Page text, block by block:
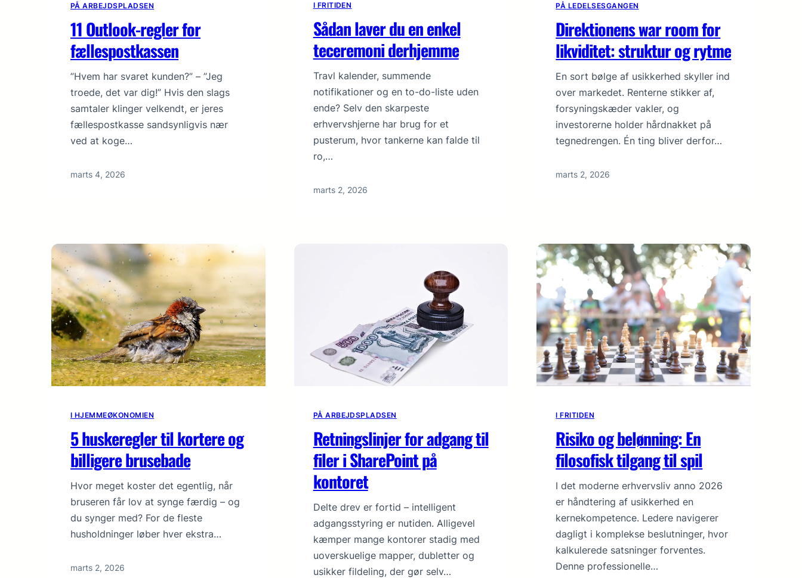
PÅ ARBEJDSPLADSEN
11 Outlook-regler for
fællespostkassen
”Hvem har svaret kunden?” – ”Jeg
troede, det var dig!” Hvis den slags
samtaler klinger velkendt, er jeres
fællespostkasse sandsynligvis nær
ved at koge…
marts 4, 2026
I FRITIDEN
Sådan laver du en enkel
teceremoni derhjemme
Travl kalender, summende
notifikationer og en to-do-liste uden
ende? Selv den skarpeste
erhvervshjerne har brug for et
pusterum, hvor tankerne kan falde til
ro,…
marts 2, 2026
PÅ LEDELSESGANGEN
Direktionens war room for
likviditet: struktur og rytme
En sort bølge af usikkerhed skyller ind
over markedet. Renterne stikker af,
forsyningskæder vakler, og
investorerne holder hårdnakket på
tegnedrengen. Én ting bliver derfor…
marts 2, 2026
I HJEMMEØKONOMIEN
5 huskeregler til kortere og
billigere brusebade
Hvor meget koster det egentlig, når
bruseren får lov at synge færdig – og
du synger med? For de fleste
husholdninger løber hver ekstra…
marts 2, 2026
PÅ ARBEJDSPLADSEN
Retningslinjer for adgang til
filer i SharePoint på
kontoret
Delte drev er fortid – intelligent
adgangsstyring er nutiden. Alligevel
kæmper mange kontorer stadig med
uoverskuelige mapper, dubletter og
usikker fildeling, der gør selv…
I FRITIDEN
Risiko og belønning: En
filosofisk tilgang til spil
I det moderne erhvervsliv anno 2026
er håndtering af usikkerhed en
kernekompetence. Ledere navigerer
dagligt i komplekse beslutninger, hvor
kalkulerede satsninger forventes.
Denne professionelle…